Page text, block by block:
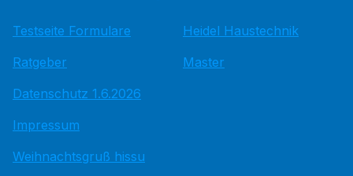
Testseite Formulare
Ratgeber
Datenschutz 1.6.2026
Impressum
Weihnachtsgruß hissu
Heidel Haustechnik
Master